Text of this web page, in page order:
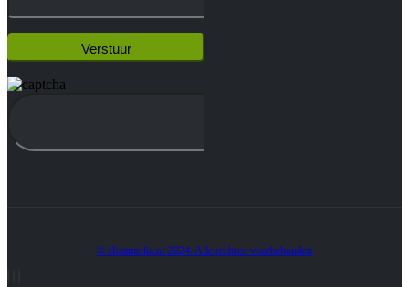
© Heatmedia.nl 2024. Alle rechten voorbehouden